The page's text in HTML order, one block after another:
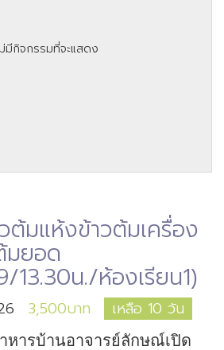
มีกิจกรรมที่จะแสดง
ต้มแห้งข้าวต้มเครื่อง
มยอด
13.30น./ห้องเรียน1)
3,500บาท เหลือ 10 วัน
หารบ้านอาจารย์ลักษณ์เปิด